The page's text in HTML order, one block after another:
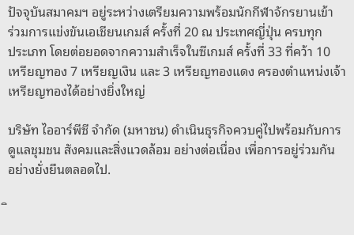
ปัจจุบันสมาคมฯ อยู่ระหว่างเตรียมความพร้อมนักกีฬาจักรยานเข้า
ร่วมการแข่งขันเอเชียนเกมส์ ครั้งที่ 20 ณ ประเทศญี่ปุ่น ครบทุก
ประเภท โดยต่อยอดจากความสำเร็จในซีเกมส์ ครั้งที่ 33 ที่คว้า 10
เหรียญทอง 7 เหรียญเงิน และ 3 เหรียญทองแดง ครองตำแหน่งเจ้า
เหรียญทองได้อย่างยิ่งใหญ่
บริษัท ไออาร์พีซี จำกัด (มหาชน) ดำเนินธุรกิจควบคู่ไปพร้อมกับการ
ดูแลชุมชน สังคมและสิ่งแวดล้อม อย่างต่อเนื่อง เพื่อการอยู่ร่วมกัน
อย่างยั่งยืนตลอดไป.